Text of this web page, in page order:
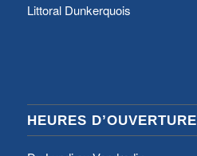
Littoral Dunkerquois
HEURES D’OUVERTURE